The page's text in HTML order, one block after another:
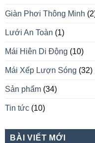
Giàn Phơi Thông Minh
Lưới An Toàn (1)
Mái Hiên Di Động (10)
Mái Xếp Lượn Sóng (32)
Sản phẩm (34)
Tin tức (10)
BÀI VIẾT MỚI